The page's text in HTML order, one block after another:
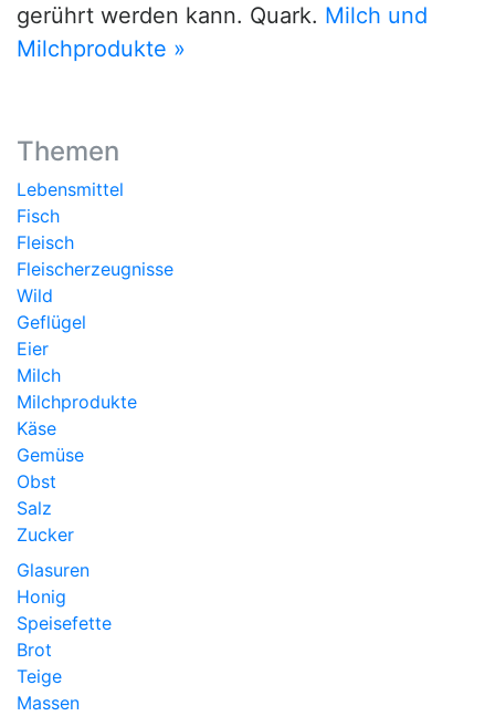
gerührt werden kann. Quark. Milch und
Milchprodukte »
Themen
Lebensmittel
Fisch
Fleisch
Fleischerzeugnisse
Wild
Geflügel
Eier
Milch
Milchprodukte
Käse
Gemüse
Obst
Salz
Zucker
Glasuren
Honig
Speisefette
Brot
Teige
Massen